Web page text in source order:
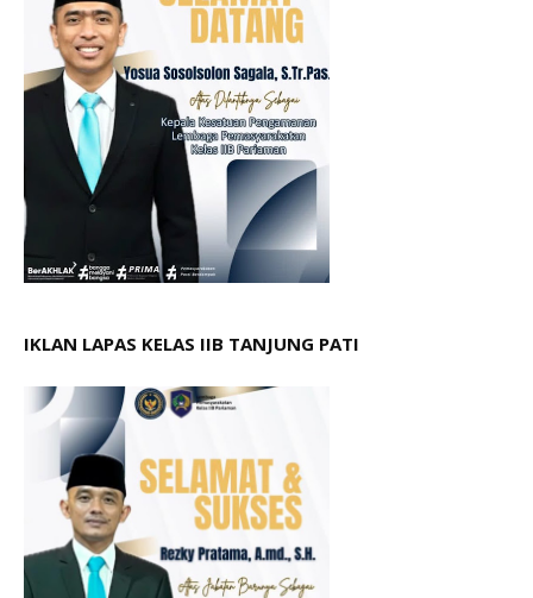
IKLAN LAPAS KELAS IIB TANJUNG PATI